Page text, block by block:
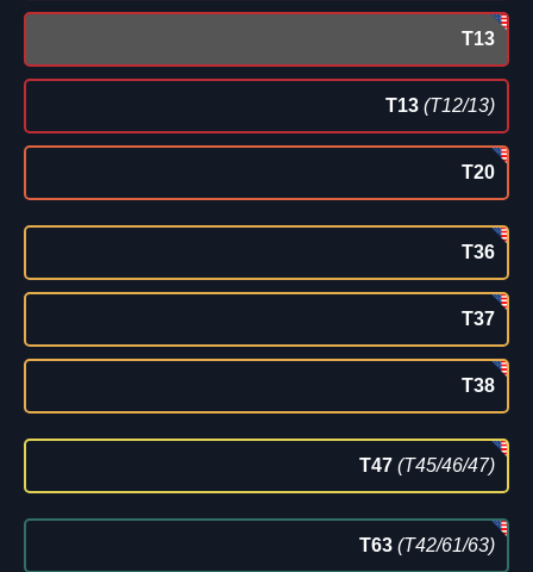
T13
T13 (T12/13)
T20
T36
T37
T38
T47 (T45/46/47)
T63 (T42/61/63)